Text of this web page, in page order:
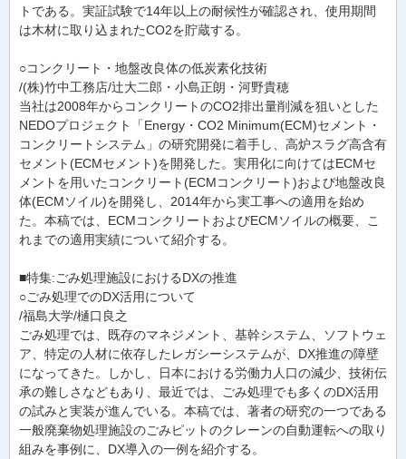
トである。実証試験で14年以上の耐候性が確認され、使用期間
は木材に取り込まれたCO2を貯蔵する。
○コンクリート・地盤改良体の低炭素化技術
/(株)竹中工務店/辻大二郎・小島正朗・河野貴穂
当社は2008年からコンクリートのCO2排出量削減を狙いとした
NEDOプロジェクト「Energy・CO2 Minimum(ECM)セメント・
コンクリートシステム」の研究開発に着手し、高炉スラグ高含有
セメント(ECMセメント)を開発した。実用化に向けてはECMセ
メントを用いたコンクリート(ECMコンクリート)および地盤改良
体(ECMソイル)を開発し、2014年から実工事への適用を始め
た。本稿では、ECMコンクリートおよびECMソイルの概要、こ
れまでの適用実績について紹介する。
■特集:ごみ処理施設におけるDXの推進
○ごみ処理でのDX活用について
/福島大学/樋口良之
ごみ処理では、既存のマネジメント、基幹システム、ソフトウェ
ア、特定の人材に依存したレガシーシステムが、DX推進の障壁
になってきた。しかし、日本における労働力人口の減少、技術伝
承の難しさなどもあり、最近では、ごみ処理でも多くのDX活用
の試みと実装が進んでいる。本稿では、著者の研究の一つである
一般廃棄物処理施設のごみピットのクレーンの自動運転への取り
組みを事例に、DX導入の一例を紹介する。